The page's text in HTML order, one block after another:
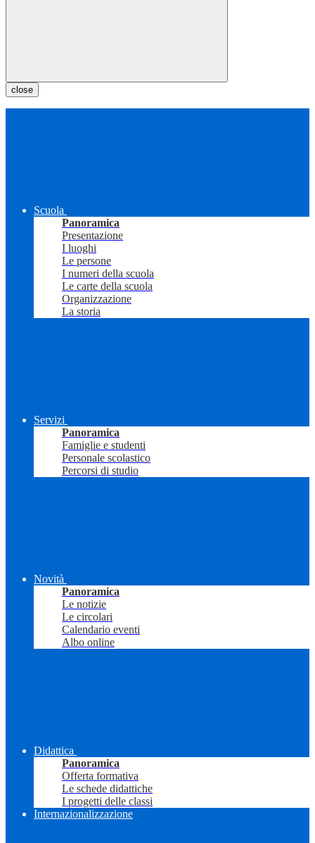
close
Scuola
Panoramica
Presentazione
I luoghi
Le persone
I numeri della scuola
Le carte della scuola
Organizzazione
La storia
Servizi
Panoramica
Famiglie e studenti
Personale scolastico
Percorsi di studio
Novità
Panoramica
Le notizie
Le circolari
Calendario eventi
Albo online
Didattica
Panoramica
Offerta formativa
Le schede didattiche
I progetti delle classi
Internazionalizzazione